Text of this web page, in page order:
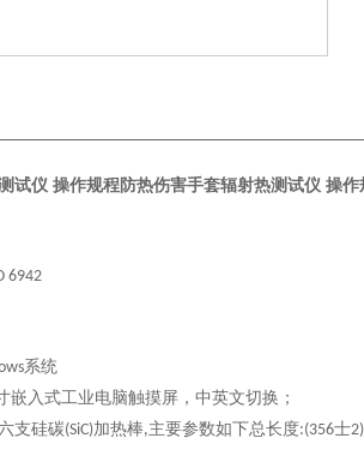
试仪 操作规程防热伤害手套辐射热测试仪 操作
6942
系统
嵌入式工业电脑触摸屏，中英文切换；
支硅碳(SiC)加热棒,主要参数如下总长度:(356士